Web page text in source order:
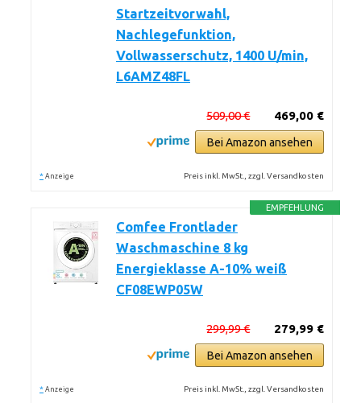
Startzeitvorwahl,
Nachlegefunktion,
Vollwasserschutz, 1400 U/min,
L6AMZ48FL
469,00 €
509,00 €
Bei Amazon ansehen
* Anzeige Preis inkl. MwSt., zzgl. Versandkosten
EMPFEHLUNG
Comfee Frontlader
Waschmaschine 8 kg
Energieklasse A-10% weiß
CF08EWP05W
279,99 €
299,99 €
Bei Amazon ansehen
* Anzeige Preis inkl. MwSt., zzgl. Versandkosten